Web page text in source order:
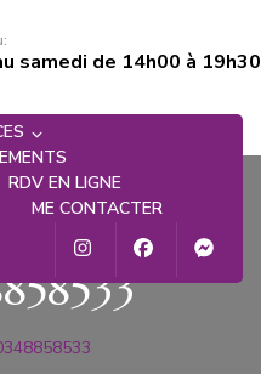
samedi de 14h00 à 19h30
RDV EN LIGNE
ME CONTACTER